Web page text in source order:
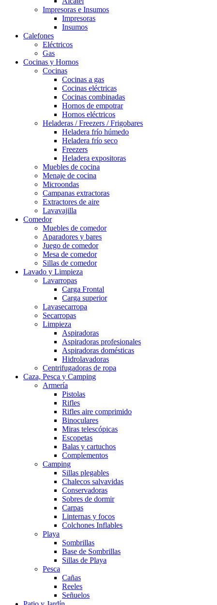
Impresoras e Insumos
Impresoras
Insumos
Calefones
Eléctricos
Gas
Cocinas y Hornos
Cocinas
Cocinas a gas
Cocinas eléctricas
Cocinas combinadas
Hornos de empotrar
Hornos eléctricos
Heladeras / Freezers / Frigobares
Heladera frío húmedo
Heladera frío seco
Freezers
Heladera expositoras
Muebles de cocina
Menaje de cocina
Microondas
Campanas extractoras
Extractores de aire
Lavavajilla
Comedor
Muebles de comedor
Aparadores y bares
Juego de comedor
Mesa de comedor
Sillas de comedor
Lavado y Limpieza
Lavarropas
Carga Frontal
Carga superior
Lavasecarropa
Secarropas
Limpieza
Aspiradoras
Aspiradoras profesionales
Aspiradoras domésticas
Hidrolavadoras
Centrifugadoras de ropa
Caza, Pesca y Camping
Armería
Pistolas
Rifles
Rifles aire comprimido
Binoculares
Miras telescópicas
Escopetas
Balas y cartuchos
Complementos
Camping
Sillas plegables
Chalecos salvavidas
Conservadoras
Sobres de dormir
Carpas
Linternas y focos
Colchones Inflables
Playa
Sombrillas
Base de Sombrillas
Sillas de Playa
Pesca
Cañas
Reeles
Señuelos